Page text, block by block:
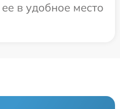
в удобное место